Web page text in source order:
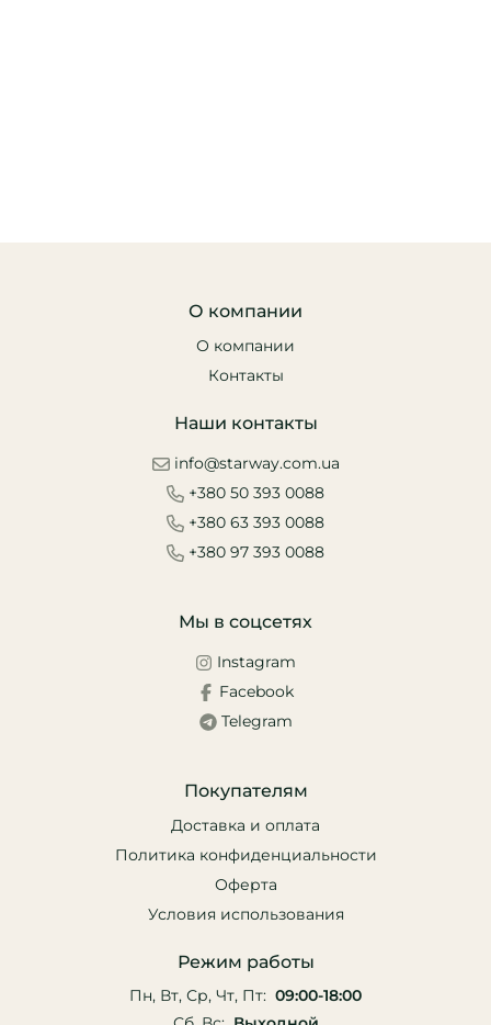
О компании
О компании
Контакты
Наши контакты
info@starway.com.ua
+380 50 393 0088
+380 63 393 0088
+380 97 393 0088
Мы в соцсетях
Instagram
Facebook
Telegram
Покупателям
Доставка и оплата
Политика конфиденциальности
Оферта
Условия использования
Режим работы
Пн, Вт, Ср, Чт, Пт: 09:00-18:00